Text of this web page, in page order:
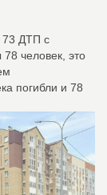
73 ДТП с
человек, это
погибли и 78